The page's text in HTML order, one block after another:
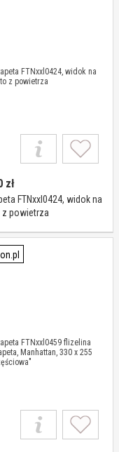
zł
FTNxxl0424, widok na
powietrza